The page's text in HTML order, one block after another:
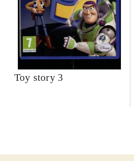
Toy story 3